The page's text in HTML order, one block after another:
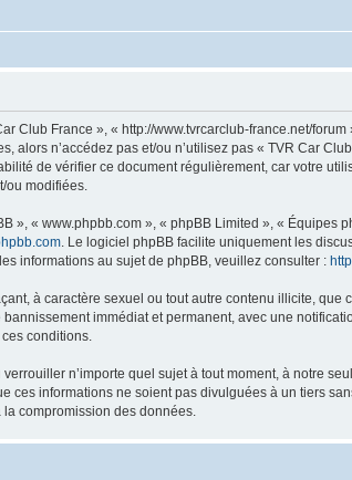
Club France », « http://www.tvrcarclub-france.net/
n’accédez pas et/ou n’utilisez pas « TVR Car
de vérifier ce document régulièrement, car votre
ou modifiées.
« www.phpbb.com », « phpBB Limited », « Équipes
. Le logiciel phpBB facilite uniquement les
informations au sujet de phpBB, veuillez consulter :
à caractère sexuel ou tout autre contenu illicite, que
immédiat et permanent, avec une
conditions.
n’importe quel sujet à tout moment, à notre
informations ne soient pas divulguées à un tiers
compromission des données.